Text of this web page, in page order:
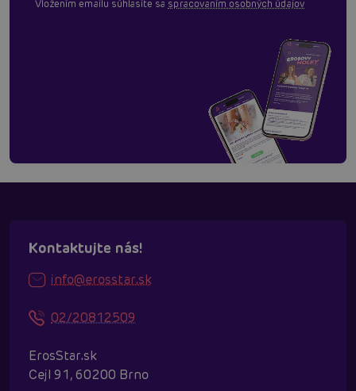
Vložením emailu súhlasíte sa spracovaním osobných údajov
Kontaktujte nás!
info@erosstar.sk
02/20812509
ErosStar.sk
Cejl 91, 60200 Brno